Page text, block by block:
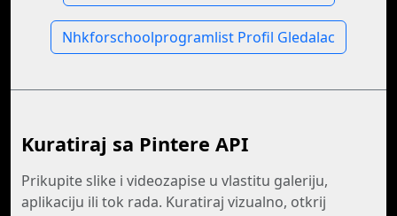
Nhkforschoolprogramlist Profil Gledalac
Kuratiraj sa Pintere API
Prikupite slike i videozapise u vlastitu galeriju,
aplikaciju ili tok rada. Kuratiraj vizualno, otkrij